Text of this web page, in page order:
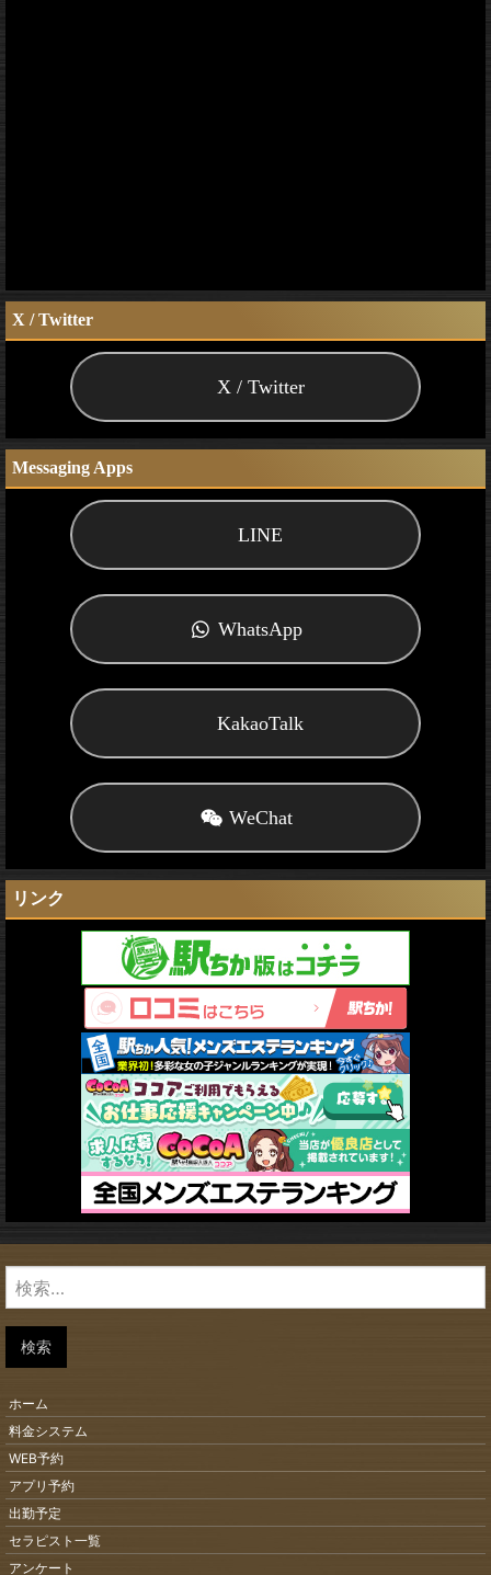
X / Twitter
X / Twitter
Messaging Apps
LINE
WhatsApp
KakaoTalk
WeChat
リンク
検
索:
検索
ホーム
料金システム
WEB予約
アプリ予約
出勤予定
セラピスト一覧
アンケート